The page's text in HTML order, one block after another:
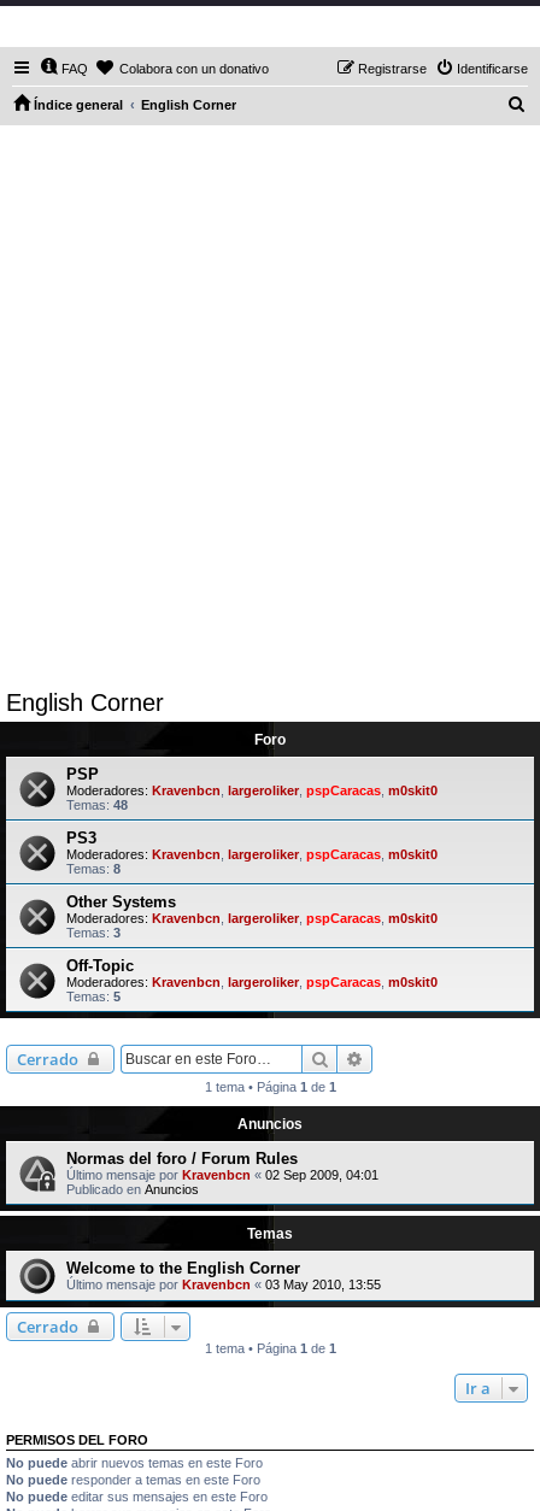
FAQ Colabora con un donativo Identificarse
Registrarse
Índice general English Corner
English Corner
Foro
PSP
Moderadores: Kravenbcn largeroliker, pspCaracas m0skit0
Temas: 48
PS3
Moderadores: Kravenbcn largeroliker, pspCaracas m0skit0
Temas: 8
Other Systems
Moderadores: Kravenbcn largeroliker, pspCaracas m0skit0
Temas: 3
Off-Topic
Moderadores: Kravenbcn largeroliker, pspCaracas m0skit0
Temas: 5
Cerrado Buscar
1 tema • Página 1 de 1
Anuncios
Normas del foro / Forum Rules
Último mensaje por Kravenbcn « 02 Sep 2009, 04:01
Publicado en Anuncios
Temas
Welcome to the English Corner
Último mensaje por Kravenbcn « 03 May 2010, 13:55
Cerrado
1 tema • Página 1 de 1
Ir a
PERMISOS DEL FORO
No puede abrir nuevos temas en este Foro
No puede responder a temas en este Foro
No puede editar sus mensajes en este Foro